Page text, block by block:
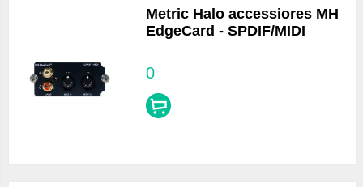
Metric Halo accessiores MH
EdgeCard - SPDIF/MIDI
0